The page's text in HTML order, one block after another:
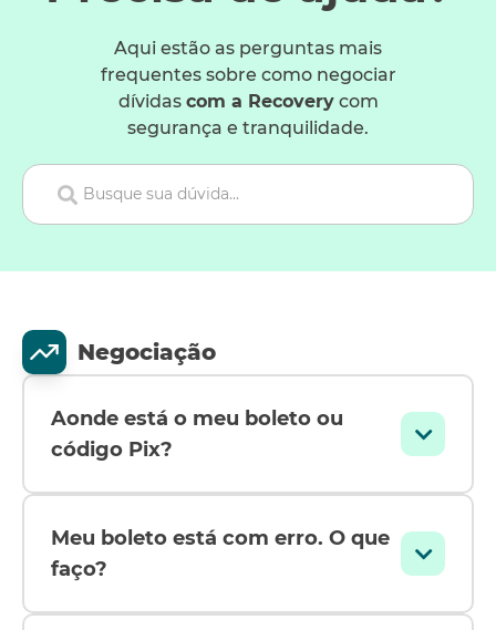
Aqui estão as perguntas mais
frequentes sobre como negociar
dívidas com a Recoverycom
segurança e tranquilidade.
Negociação
Aonde está o meu boleto ou
código Pix?
Meu boleto está com erro. O que
faço?